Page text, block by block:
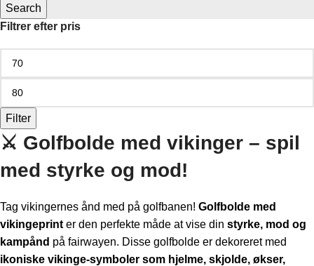
Search
Filtrer efter pris
Filter
⚔️ Golfbolde med vikinger – spil
med styrke og mod!
Tag vikingernes ånd med på golfbanen! Golfbolde med
vikingeprint er den perfekte måde at vise din styrke, mod og
kampånd på fairwayen. Disse golfbolde er dekoreret med
ikoniske vikinge-symboler som hjelme, skjolde, økser,